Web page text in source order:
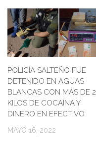
POLICÍA SALTEÑO FUE
DETENIDO EN AGUAS
BLANCAS CON MÁS DE 2
KILOS DE COCAÍNA Y
DINERO EN EFECTIVO
MAYO 16, 2022